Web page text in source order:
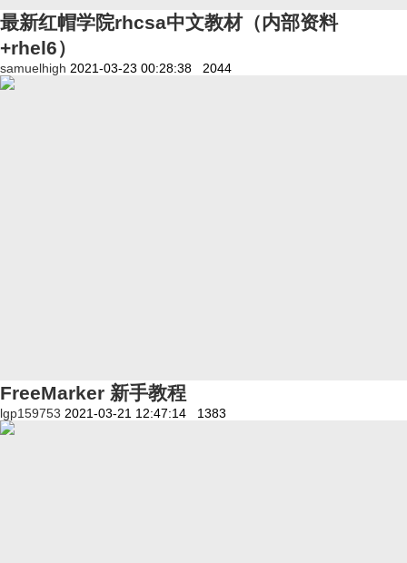
最新红帽学院rhcsa中文教材（内部资料
+rhel6）
samuelhigh 2021-03-23 00:28:38 2044
FreeMarker 新手教程
lgp159753 2021-03-21 12:47:14 1383